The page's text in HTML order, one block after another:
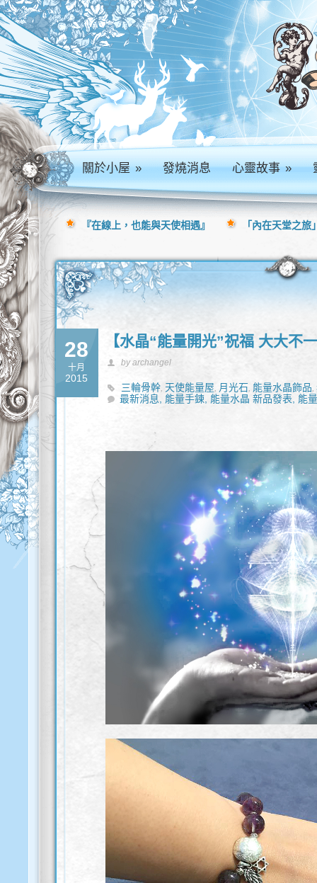
關於小屋» 發燒消息 心靈故事»
28
十月
2015
【水晶“能量開光”祝福 大大不
by archangel
三輪骨幹, 天使能量屋, 月光石, 能量水晶飾品,
最新消息, 能量手鍊, 能量水晶 新品發表, 能
『在線上，也能與天使相遇』 「內在天堂之